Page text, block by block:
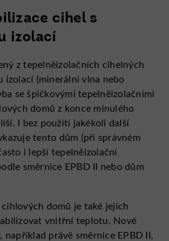
cihel s
izolací
z tepelněizolačních cihelných
izolací (minerální vlna nebo
se špičkovými tepelněizolačními
domů z konce minulého
I bez použití jakékoli další
tento dům (při správném
i lepší tepelněizolační
směrnice EPBD II nebo dům
domů je také jejich
vnitřní teplotu. Nové
například právě směrnice EPBD II,